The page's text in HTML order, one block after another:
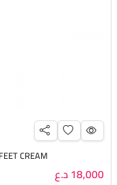
O'KEEFFE'S HEALTHY FEET CREAM كريم قدم
18,000 د.ع